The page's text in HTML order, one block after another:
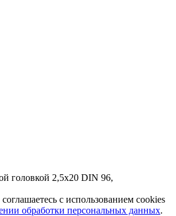
головкой 2,5х20 DIN 96,
с использованием cookies
обработки персональных данных.